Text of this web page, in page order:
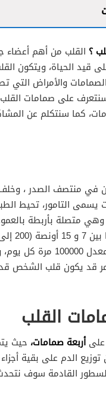
الشرفات
؟ القلب من أهم
قيد الحياة، ويتكون
والأمراض
على صمامات
كما سنتكلم عن
في منتصف الصدر ،
التامور، تحيط
متصلة بأربطة
القلب
علىأربعة صمامات، حيث
الدم على بقية
القادمة سوف